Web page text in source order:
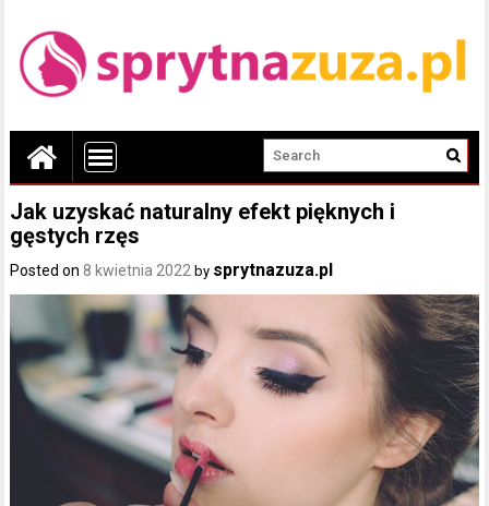
Jak uzyskać naturalny efekt pięknych i
gęstych rzęs
Posted on 8 kwietnia 2022 by sprytnazuza.pl